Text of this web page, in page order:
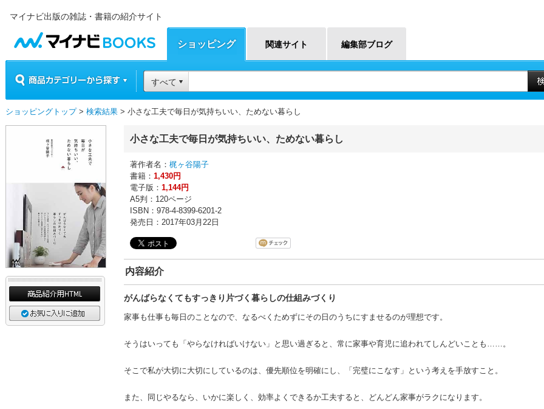
マイナビ出版の雑誌・書籍の紹介サイト
マイナビBOOKS
ショッピング 関連サイト 編集部ブログ
すべて
ショッピングトップ> 検索結果 > 小さな工夫で毎日が気持ちいい、ためない暮らし
小さな工夫で毎日が気持ちいい、ためない暮らし
著作者名： 梶ヶ谷陽子
書籍： 1,430円
電子版： 1,144円
A5判：120ページ
ISBN：978-4-8399-6201-2
発売日：2017年03月22日
内容紹介
がんばらなくてもすっきり片づく暮らしの仕組みづくり
家事も仕事も毎日のことなので、なるべくためずにその日のうちにすませるのが理想です。
そうはいっても「やらなければいけない」と思い過ぎると、常に家事や育児に追われてしんどいことも……。
そこで私が大切に大切にしているのは、優先順位を明確にし、「完璧にこなす」という考えを手放すこと。
また、同じやるなら、いかに楽しく、効率よくできるか工夫すると、どんどん家事がラクになります。